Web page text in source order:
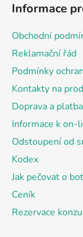
Informace
Obchodní
Reklamační řád
Podmínky
Kontakty na
Doprava a platba
Informace k on-
Odstoupení od
Kodex
Jak pečovat o
Ceník
Rezervace